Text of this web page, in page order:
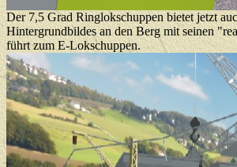
Der 7,5 Grad Ringlokschuppen bietet jetzt
Hintergrundbildes an den Berg mit seinen
führt zum E-Lokschuppen.